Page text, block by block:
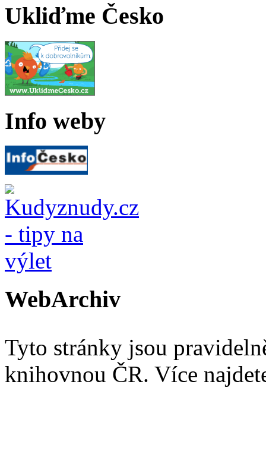
Ukliďme Česko
Info weby
WebArchiv
Tyto stránky jsou
knihovnou ČR. Více